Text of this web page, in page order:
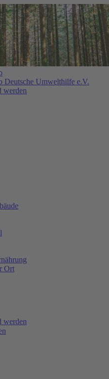
Deutsche Umwelthilfe e.V.
werden
Ort
werden